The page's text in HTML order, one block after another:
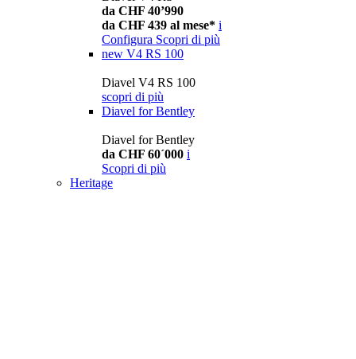
da CHF 40’990
da CHF 439 al mese* i
Configura Scopri di più
new V4 RS 100
Diavel V4 RS 100
scopri di più
Diavel for Bentley
Diavel for Bentley
da CHF 60´000 i
Scopri di più
Heritage